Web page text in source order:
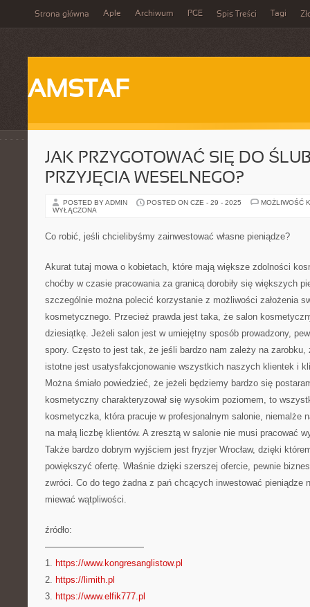
Strona główna Aple Archiwum PGE Spis Treści Tagi
AMSTAF
JAK PRZYGOTOWAĆ SIĘ DO
PRZYJĘCIA WESELNEGO?
POSTED BY ADMIN POSTED ON CZE - 29 - 2025
MOŻLIWOŚĆ
WYŁĄCZONA
Co robić, jeśli chcielibyśmy zainwestować własne pieniądze?
Akurat tutaj mowa o kobietach, które mają większe zdolności
choćby w czasie pracowania za granicą dorobiły się większych
szczególnie można polecić korzystanie z możliwości założenia
kosmetycznego. Przecież prawda jest taka, że salon
dziesiątkę. Jeżeli salon jest w umiejętny sposób prowadzony,
spory. Często to jest tak, że jeśli bardzo nam zależy na zarobku,
istotne jest usatysfakcjonowanie wszystkich naszych klientek i
Można śmiało powiedzieć, że jeżeli będziemy bardzo się
kosmetyczny charakteryzował się wysokim poziomem, to
kosmetyczka, która pracuje w profesjonalnym salonie, niemalże
na małą liczbę klientów. A zresztą w salonie nie musi pracować
Także bardzo dobrym wyjściem jest fryzjer Wrocław, dzięki
powiększyć ofertę. Właśnie dzięki szerszej ofercie, pewnie
zwróci. Co do tego żadna z pań chcących inwestować pieniądze
miewać wątpliwości.
źródło:
———————————
1. https://www.kongresanglistow.pl
2. https://limith.pl
3. https://www.elfik777.pl